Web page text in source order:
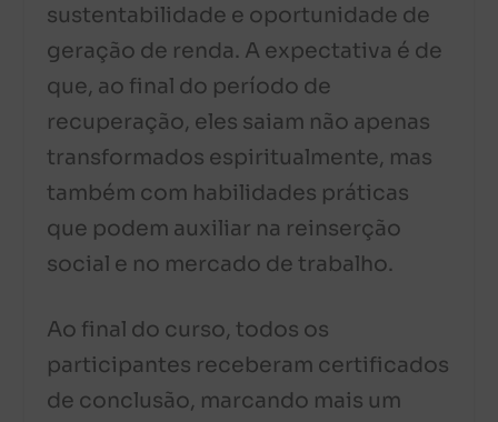
sustentabilidade e oportunidade de
geração de renda. A expectativa é de
que, ao final do período de
recuperação, eles saiam não apenas
transformados espiritualmente, mas
também com habilidades práticas
que podem auxiliar na reinserção
social e no mercado de trabalho.
Ao final do curso, todos os
participantes receberam certificados
de conclusão, marcando mais um